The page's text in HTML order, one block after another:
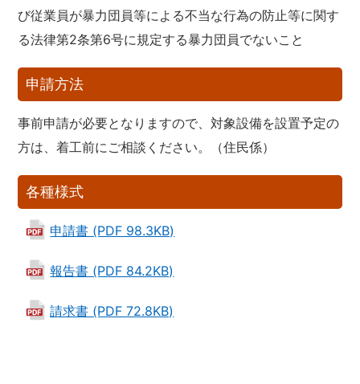
び従業員が暴力団員等による不当な行為の防止等に関す
る法律第2条第6号に規定する暴力団員でないこと
申請方法
事前申請が必要となりますので、対象設備を設置予定の
方は、着工前にご相談ください。（住民係）
各種様式
申請書 (PDF 98.3KB)
報告書 (PDF 84.2KB)
請求書 (PDF 72.8KB)